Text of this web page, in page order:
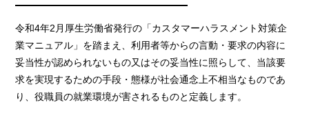
令和4年2月厚生労働省発行の「カスタマーハラスメント対策企
業マニュアル」を踏まえ、利用者等からの言動・要求の内容に
妥当性が認められないもの又はその妥当性に照らして、当該要
求を実現するための手段・態様が社会通念上不相当なものであ
り、役職員の就業環境が害されるものと定義します。